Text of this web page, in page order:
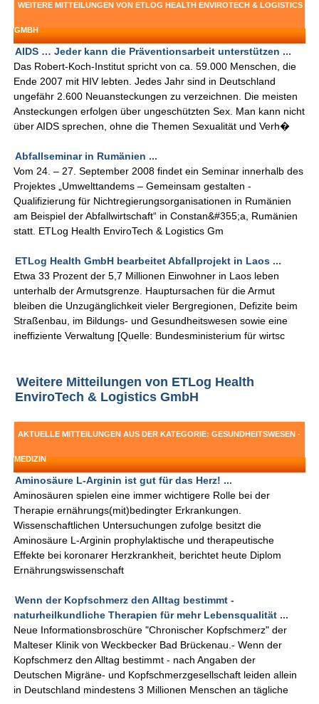
WEITERE MITTEILUNGEN VON ETLOG HEALTH ENVIROTECH & LOGISTICS
GMBH
AIDS … Jeder kann die Präventionsarbeit unterstützen ...
Das Robert-Koch-Institut spricht von ca. 59.000 Menschen, die
Ende 2007 mit HIV lebten. Jedes Jahr sind in Deutschland
ungefähr 2.600 Neuansteckungen zu verzeichnen. Die meisten
Ansteckungen erfolgen über ungeschützten Sex. Man kann nicht
über AIDS sprechen, ohne die Themen Sexualität und Verh�
Abfallseminar in Rumänien ...
Vom 24. – 27. September 2008 findet ein Seminar innerhalb des
Projektes „Umwelttandems – Gemeinsam gestalten -
Qualifizierung für Nichtregierungsorganisationen in Rumänien
am Beispiel der Abfallwirtschaft“ in Constan&#355;a, Rumänien
statt. ETLog Health EnviroTech & Logistics Gm
ETLog Health GmbH bearbeitet Abfallprojekt in Laos ...
Etwa 33 Prozent der 5,7 Millionen Einwohner in Laos leben
unterhalb der Armutsgrenze. Hauptursachen für die Armut
bleiben die Unzugänglichkeit vieler Bergregionen, Defizite beim
Straßenbau, im Bildungs- und Gesundheitswesen sowie eine
ineffiziente Verwaltung [Quelle: Bundesministerium für wirtsc
Weitere Mitteilungen von ETLog Health
EnviroTech & Logistics GmbH
AKTUELLE MITTEILUNGEN AUS DER KATEGORIE: GESUNDHEITSWESEN -
MEDIZIN
Aminosäure L-Arginin ist gut für das Herz! ...
Aminosäuren spielen eine immer wichtigere Rolle bei der
Therapie ernährungs(mit)bedingter Erkrankungen.
Wissenschaftlichen Untersuchungen zufolge besitzt die
Aminosäure L-Arginin prophylaktische und therapeutische
Effekte bei koronarer Herzkrankheit, berichtet heute Diplom
Ernährungswissenschaft
Wenn der Kopfschmerz den Alltag bestimmt -
naturheilkundliche Therapien für mehr Lebensqualität ...
Neue Informationsbroschüre "Chronischer Kopfschmerz" der
Malteser Klinik von Weckbecker Bad Brückenau.- Wenn der
Kopfschmerz den Alltag bestimmt - nach Angaben der
Deutschen Migräne- und Kopfschmerzgesellschaft leiden allein
in Deutschland mindestens 3 Millionen Menschen an tägliche